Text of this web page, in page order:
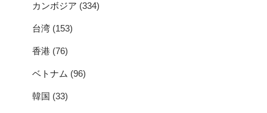
カンボジア (334)
台湾 (153)
香港 (76)
ベトナム (96)
韓国 (33)